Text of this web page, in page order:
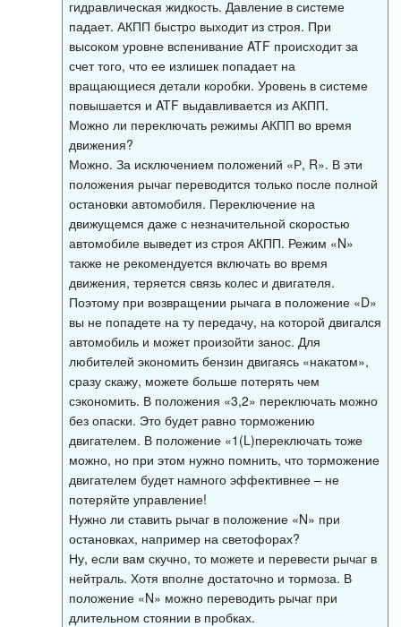
гидравлическая жидкость. Давление в системе
падает. АКПП быстро выходит из строя. При
высоком уровне вспенивание ATF происходит за
счет того, что ее излишек попадает на
вращающиеся детали коробки. Уровень в системе
повышается и ATF выдавливается из АКПП.
Можно ли переключать режимы АКПП во время
движения?
Можно. За исключением положений «Р, R». В эти
положения рычаг переводится только после полной
остановки автомобиля. Переключение на
движущемся даже с незначительной скоростью
автомобиле выведет из строя АКПП. Режим «N»
также не рекомендуется включать во время
движения, теряется связь колес и двигателя.
Поэтому при возвращении рычага в положение «D»
вы не попадете на ту передачу, на которой двигался
автомобиль и может произойти занос. Для
любителей экономить бензин двигаясь «накатом»,
сразу скажу, можете больше потерять чем
сэкономить. В положения «3,2» переключать можно
без опаски. Это будет равно торможению
двигателем. В положение «1(L)переключать тоже
можно, но при этом нужно помнить, что торможение
двигателем будет намного эффективнее – не
потеряйте управление!
Нужно ли ставить рычаг в положение «N» при
остановках, например на светофорах?
Ну, если вам скучно, то можете и перевести рычаг в
нейтраль. Хотя вполне достаточно и тормоза. В
положение «N» можно переводить рычаг при
длительном стоянии в пробках.